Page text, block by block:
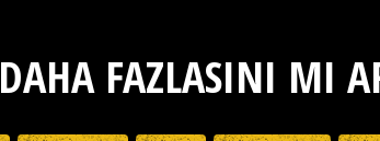
DAHA FAZLASINI MI